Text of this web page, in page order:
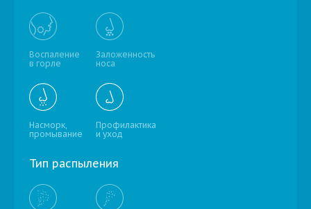
Воспаление
в горле
Заложенность
носа
Насморк,
промывание
Профилактика
и уход
Тип распыления